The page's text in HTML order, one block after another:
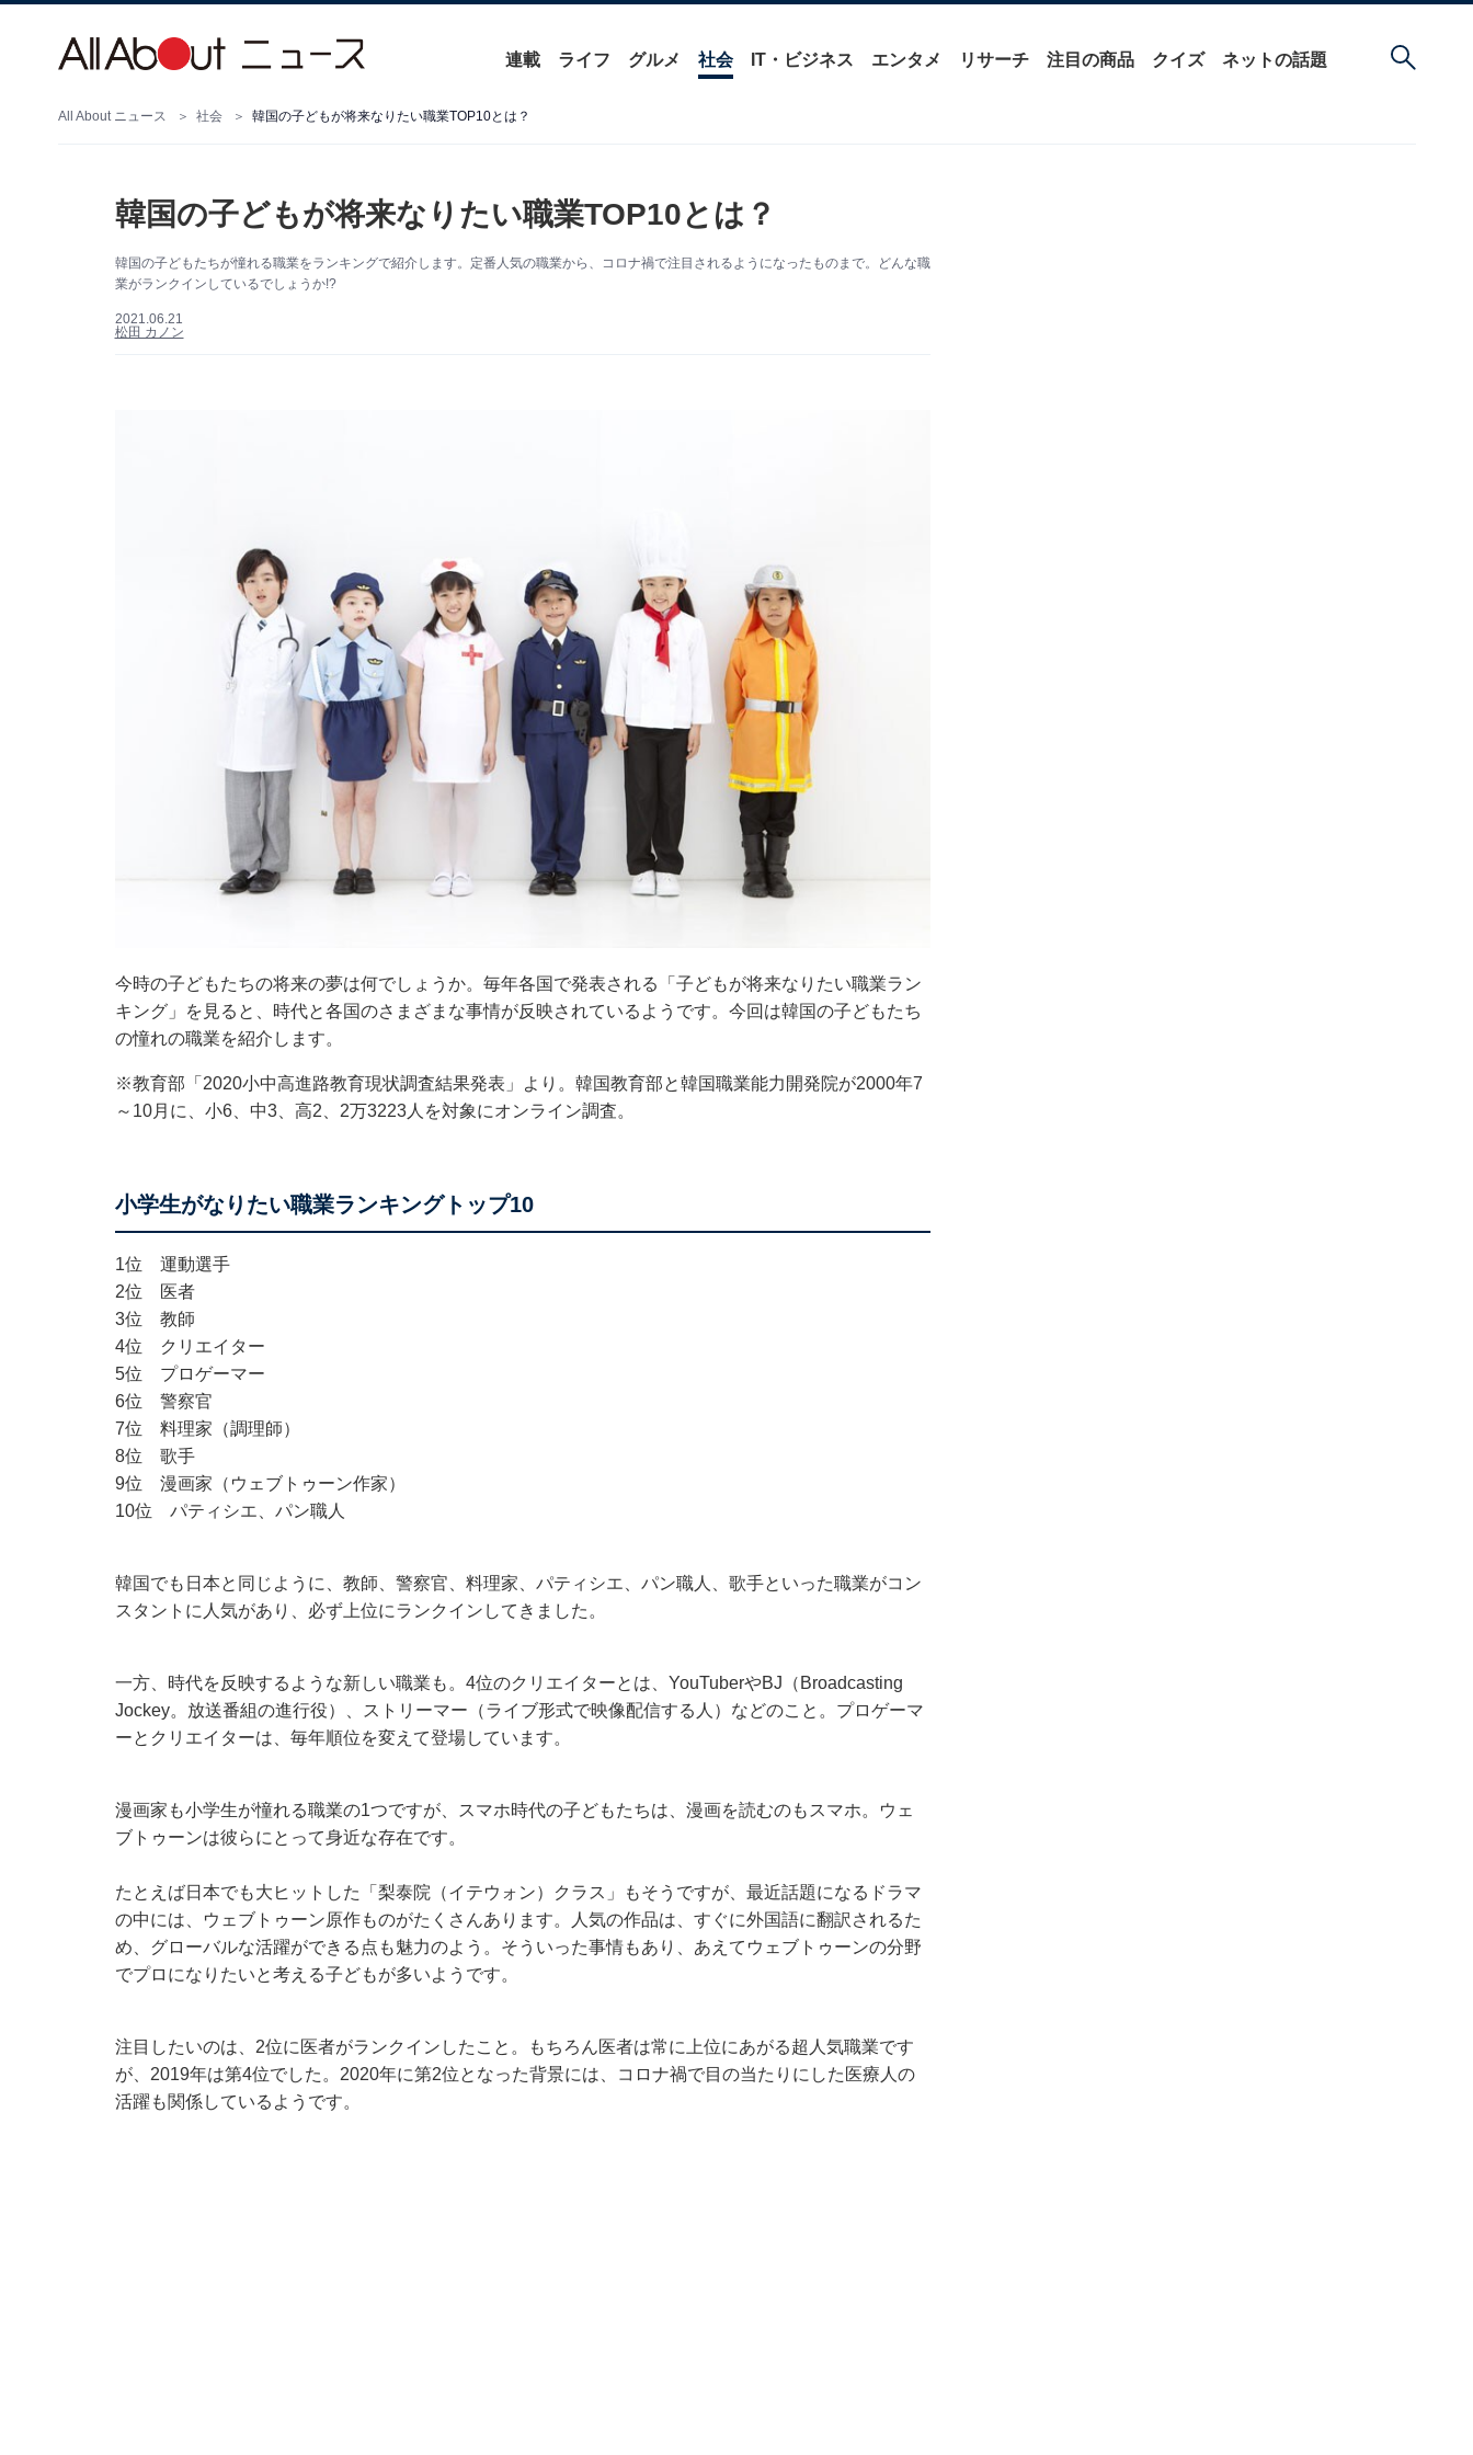
連載 ライフ グルメ 社会 IT・ビジネス エンタメ リサーチ 注目の商品 クイズ ネットの話題
All About ニュース 社会 韓国の子どもが将来なりたい職業TOP10とは？
韓国の子どもが将来なりたい職業TOP10とは？
韓国の子どもたちが憧れる職業をランキングで紹介します。定番人気の職業から、コロナ禍で注目されるようになったものまで。どんな職
業がランクインしているでしょうか!?
2021.06.21
松田 カノン
今時の子どもたちの将来の夢は何でしょうか。毎年各国で発表される「子どもが将来なりたい職業ラン
キング」を見ると、時代と各国のさまざまな事情が反映されているようです。今回は韓国の子どもたち
の憧れの職業を紹介します。
※教育部「2020小中高進路教育現状調査結果発表」より。韓国教育部と韓国職業能力開発院が2000年7
～10月に、小6、中3、高2、2万3223人を対象にオンライン調査。
小学生がなりたい職業ランキングトップ10
1位 運動選手
2位 医者
3位 教師
4位 クリエイター
5位 プロゲーマー
6位 警察官
7位 料理家（調理師）
8位 歌手
9位 漫画家（ウェブトゥーン作家）
10位 パティシエ、パン職人
韓国でも日本と同じように、教師、警察官、料理家、パティシエ、パン職人、歌手といった職業がコン
スタントに人気があり、必ず上位にランクインしてきました。
一方、時代を反映するような新しい職業も。4位のクリエイターとは、YouTuberやBJ（Broadcasting
Jockey。放送番組の進行役）、ストリーマー（ライブ形式で映像配信する人）などのこと。プロゲーマ
ーとクリエイターは、毎年順位を変えて登場しています。
漫画家も小学生が憧れる職業の1つですが、スマホ時代の子どもたちは、漫画を読むのもスマホ。ウェ
ブトゥーンは彼らにとって身近な存在です。
たとえば日本でも大ヒットした「梨泰院（イテウォン）クラス」もそうですが、最近話題になるドラマ
の中には、ウェブトゥーン原作ものがたくさんあります。人気の作品は、すぐに外国語に翻訳されるた
め、グローバルな活躍ができる点も魅力のよう。そういった事情もあり、あえてウェブトゥーンの分野
でプロになりたいと考える子どもが多いようです。
注目したいのは、2位に医者がランクインしたこと。もちろん医者は常に上位にあがる超人気職業です
が、2019年は第4位でした。2020年に第2位となった背景には、コロナ禍で目の当たりにした医療人の
活躍も関係しているようです。